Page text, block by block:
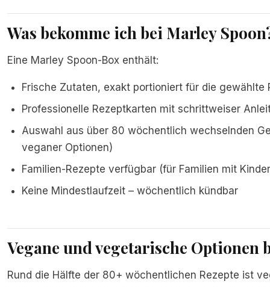
Was bekomme ich bei Marley
Eine Marley Spoon-Box enthält:
Frische Zutaten, exakt portioniert für die gewählte
Professionelle Rezeptkarten mit schrittweiser
Auswahl aus über 80 wöchentlich wechselnden
veganer Optionen)
Familien-Rezepte verfügbar (für Familien mit
Keine Mindestlaufzeit – wöchentlich kündbar
Vegane und vegetarische Optionen
Rund die Hälfte der 80+ wöchentlichen Rezepte ist